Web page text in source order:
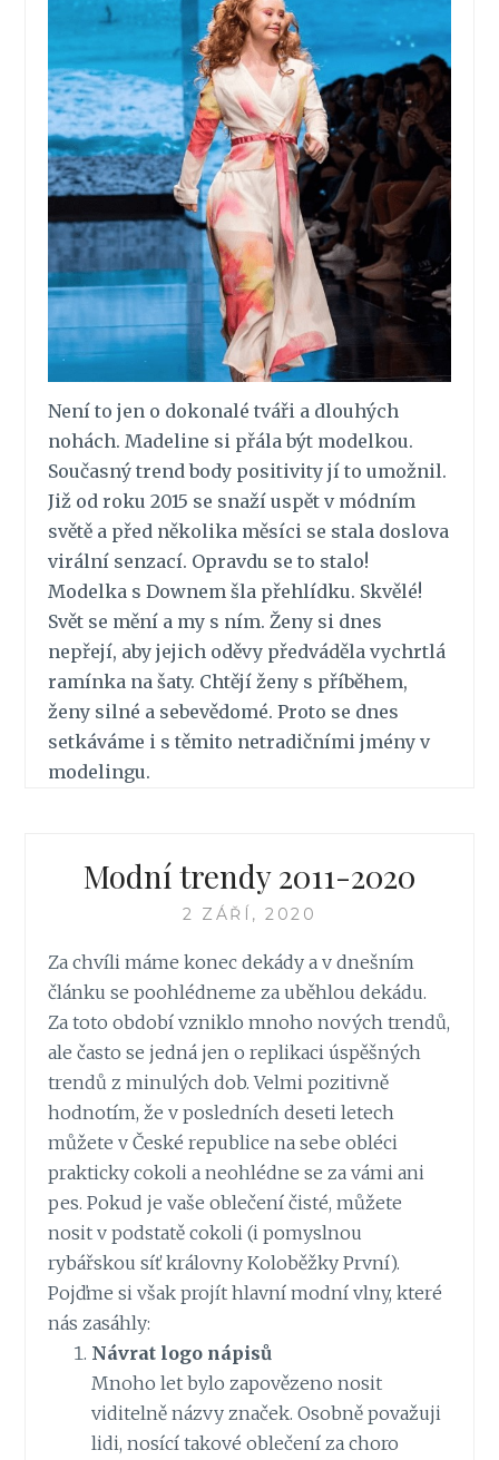
Není to jen o dokonalé tváři a dlouhých
nohách. Madeline si přála být modelkou.
Současný trend body positivity jí to umožnil.
Již od roku 2015 se snaží uspět v módním
světě a před několika měsíci se stala doslova
virální senzací. Opravdu se to stalo!
Modelka s Downem šla přehlídku. Skvělé!
Svět se mění a my s ním. Ženy si dnes
nepřejí, aby jejich oděvy předváděla vychrtlá
ramínka na šaty. Chtějí ženy s příběhem,
ženy silné a sebevědomé. Proto se dnes
setkáváme i s těmito netradičními jmény v
modelingu.
Modní trendy 2011-2020
2 ZÁŘÍ, 2020
Za chvíli máme konec dekády a v dnešním
článku se poohlédneme za uběhlou dekádu.
Za toto období vzniklo mnoho nových trendů,
ale často se jedná jen o replikaci úspěšných
trendů z minulých dob. Velmi pozitivně
hodnotím, že v posledních deseti letech
můžete v České republice na sebe obléci
prakticky cokoli a neohlédne se za vámi ani
pes. Pokud je vaše oblečení čisté, můžete
nosit v podstatě cokoli (i pomyslnou
rybářskou síť královny Koloběžky První).
Pojďme si však projít hlavní modní vlny, které
nás zasáhly:
Návrat logo nápisů
Mnoho let bylo zapovězeno nosit
viditelně názvy značek. Osobně považuji
lidi, nosící takové oblečení za choro